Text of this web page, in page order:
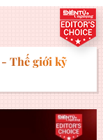
Thế giới kỹ